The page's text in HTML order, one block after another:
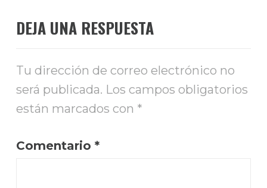
DEJA UNA RESPUESTA
Tu dirección de correo electrónico no
será publicada. Los campos obligatorios
están marcados con *
Comentario *